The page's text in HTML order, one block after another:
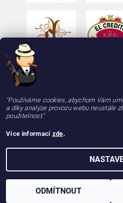
2026 © deLAMOTT, e-shop - doutniky24.cz,
Vytvořil
"Používáme cookies, abychom Vám
a díky analýze provozu webu neustále
použitelnost."
Více informací zde.
ODMÍTNOUT